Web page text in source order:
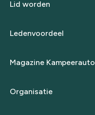
Lid worden
Ledenvoordeel
Magazine Kampeerauto
Organisatie